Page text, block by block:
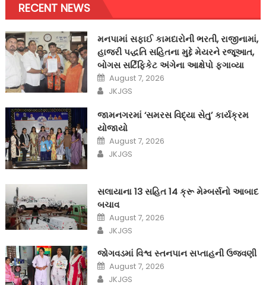
RECENT NEWS
મનપામાં સફાઈ કામદારોની ભરતી, રાજીનામાં,
હાજરી પદ્ધતિ સહિતના મુદ્દે મેયરને રજૂઆત,
બોગસ સર્ટિફિકેટ અંગેના આક્ષેપો ફગાવ્યા
Posted
on
August 7, 2026
Author
JKJGS
જામનગરમાં ‘સમરસ વિદ્યા સેતુ’ કાર્યક્રમ
યોજાયો
Posted
on
August 7, 2026
Author
JKJGS
સલાયાના 13 સહિત 14 ક્રૂ મેમ્બર્સનો આબાદ
બચાવ‎
Posted
on
August 7, 2026
Author
JKJGS
જોગવડમાં વિશ્વ સ્તનપાન સપ્તાહની ઉજવણી
Posted
on
August 7, 2026
Author
JKJGS